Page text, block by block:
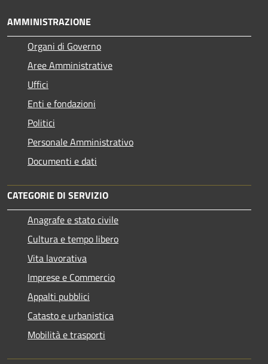
AMMINISTRAZIONE
Organi di Governo
Aree Amministrative
Uffici
Enti e fondazioni
Politici
Personale Amministrativo
Documenti e dati
CATEGORIE DI SERVIZIO
Anagrafe e stato civile
Cultura e tempo libero
Vita lavorativa
Imprese e Commercio
Appalti pubblici
Catasto e urbanistica
Mobilità e trasporti